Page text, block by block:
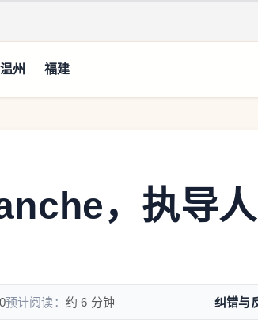
温州 福建
，执导人
预计阅读： 约 6 分钟 纠错与